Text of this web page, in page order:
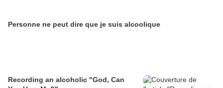
Personne ne peut dire que je suis alcoolique
Recording an alcoholic "God, Can